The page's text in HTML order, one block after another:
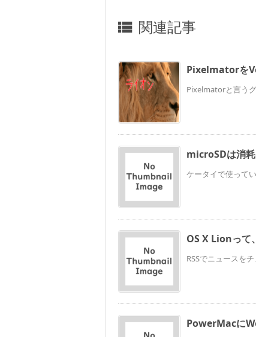
 関連記事
Pixelmatorを
Pixelmatorと言う
microSDは消
ケータイで使って
OS X Lionって
RSSでニュースを
PowerMacに